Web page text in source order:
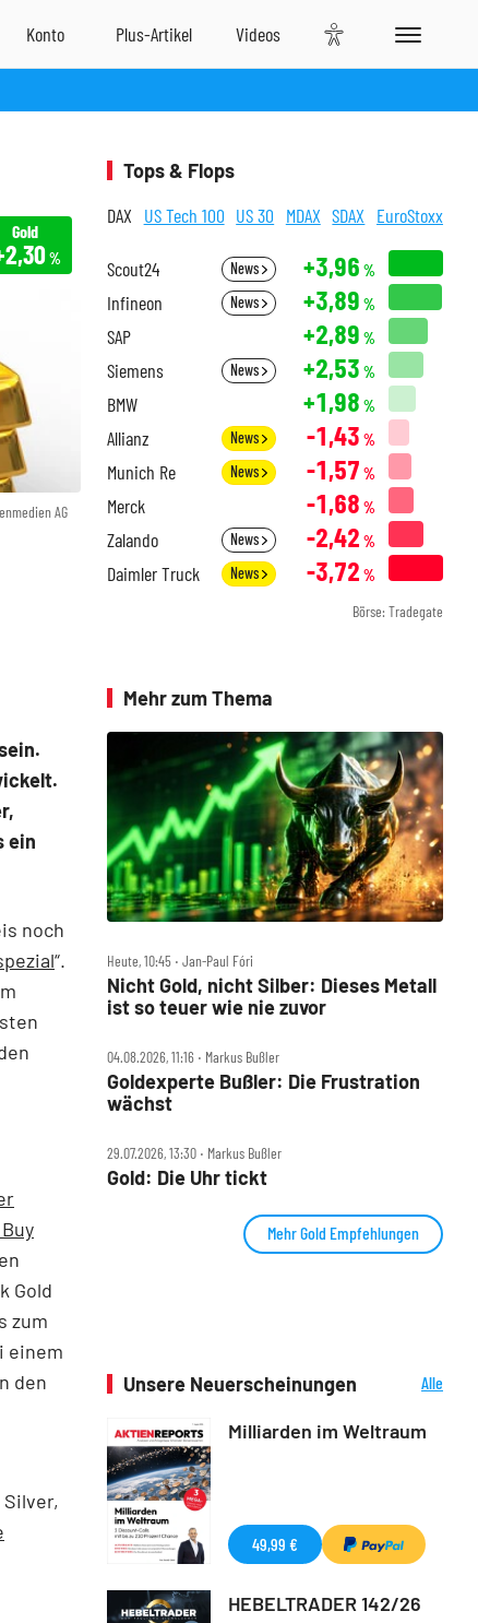
AG
Gold
%
ein
noch
“.
Gold
zum
einem
den
Tops & Flops
DAX US Tech 100 US 30 MDAX SDAX EuroStoxx
Scout24 News +3,96 %
Infineon News +3,89 %
SAP +2,89 %
Siemens News +2,53 %
BMW +1,98 %
Allianz News -1,43 %
Munich Re News -1,57 %
Merck -1,68 %
Zalando News -2,42 %
Daimler Truck News -3,72 %
Börse: Tradegate
Mehr zum Thema
Heute, 10:45 ‧ Jan-Paul Fóri
Nicht Gold, nicht Silber: Dieses Metall
ist so teuer wie nie zuvor
04.08.2026, 11:16 ‧ Markus Bußler
Goldexperte Bußler: Die Frustration
wächst
29.07.2026, 13:30 ‧ Markus Bußler
Gold: Die Uhr tickt
Mehr Gold Empfehlungen
Unsere Neuerscheinungen
Alle
Milliarden im Weltraum
49,99 €
HEBELTRADER 142/26